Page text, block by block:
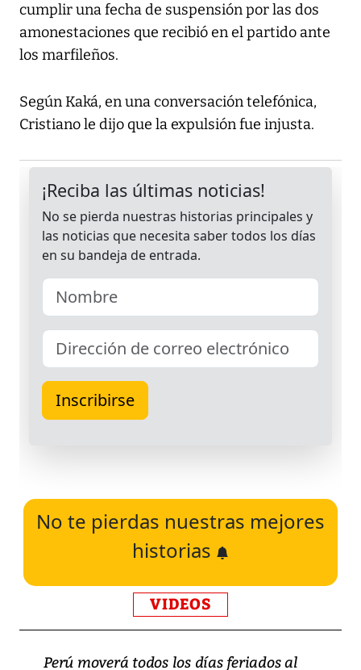
cumplir una fecha de suspensión por las dos
amonestaciones que recibió en el partido ante
los marfileños.
Según Kaká, en una conversación telefónica,
Cristiano le dijo que la expulsión fue injusta.
No te pierdas nuestras mejores
historias
VIDEOS
Perú moverá todos los días feriados al